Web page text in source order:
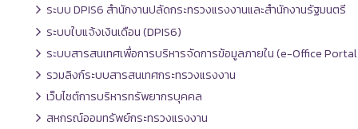
ระบบ DPIS6 สำนักงานปลัดกระทรวงแรงงานและสำนักงานรัฐมนตรี
ระบบใบแจ้งเงินเดือน (DPIS6)
ระบบสารสนเทศเพื่อการบริหารจัดการข้อมูลภายใน (e-Office
รวมลิงก์ระบบสารสนเทศกระทรวงแรงงาน
เว็บไซต์การบริหารทรัพยากรบุคคล
สหกรณ์ออมทรัพย์กระทรวงแรงงาน